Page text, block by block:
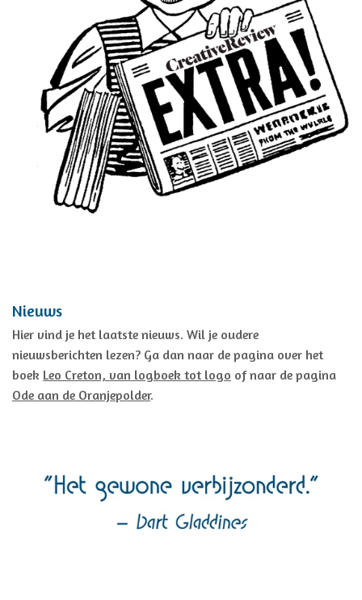
Nieuws
Hier vind je het laatste nieuws. Wil je oudere
nieuwsberichten lezen? Ga dan naar de pagina over het
boek Leo Creton, van logboek tot logo of naar de pagina
Ode aan de Oranjepolder.